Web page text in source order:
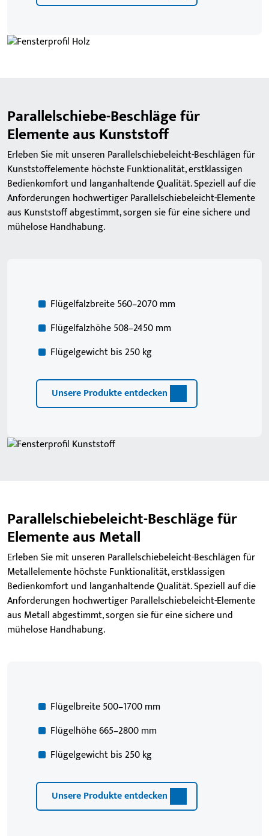
Parallelschiebe-Beschläge für
Elemente aus Kunststoff
Erleben Sie mit unseren Parallelschiebeleicht-Beschlägen für
Kunststoffelemente höchste Funktionalität, erstklassigen
Bedienkomfort und langanhaltende Qualität. Speziell auf die
Anforderungen hochwertiger Parallelschiebeleicht-Elemente
aus Kunststoff abgestimmt, sorgen sie für eine sichere und
mühelose Handhabung.
Flügelfalzbreite 560–2070 mm
Flügelfalzhöhe 508–2450 mm
Flügelgewicht bis 250 kg
Unsere Produkte entdecken
Parallelschiebeleicht-Beschläge für
Elemente aus Metall
Erleben Sie mit unseren Parallelschiebeleicht-Beschlägen für
Metallelemente höchste Funktionalität, erstklassigen
Bedienkomfort und langanhaltende Qualität. Speziell auf die
Anforderungen hochwertiger Parallelschiebeleicht-Elemente
aus Metall abgestimmt, sorgen sie für eine sichere und
mühelose Handhabung.
Flügelbreite 500–1700 mm
Flügelhöhe 665–2800 mm
Flügelgewicht bis 250 kg
Unsere Produkte entdecken